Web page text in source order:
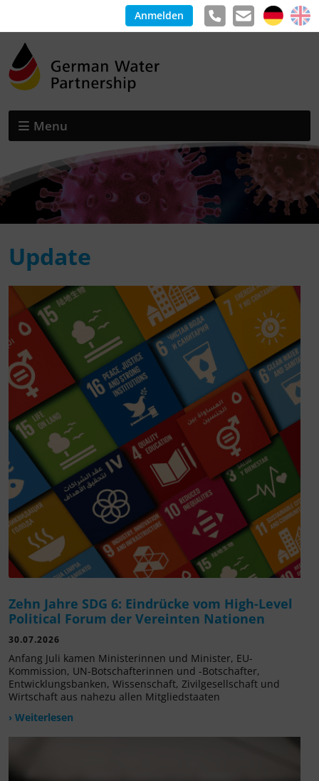
Anmelden
Menu
Update
Zehn Jahre SDG 6: Eindrücke vom High-Level
Political Forum der Vereinten Nationen
30.07.2026
Anfang Juli kamen Ministerinnen und Minister, EU-
Kommission, UN-Botschafterinnen und -Botschafter,
Entwicklungsbanken, Wissenschaft, Zivilgesellschaft und
Wirtschaft aus nahezu allen Mitgliedstaaten
› Weiterlesen